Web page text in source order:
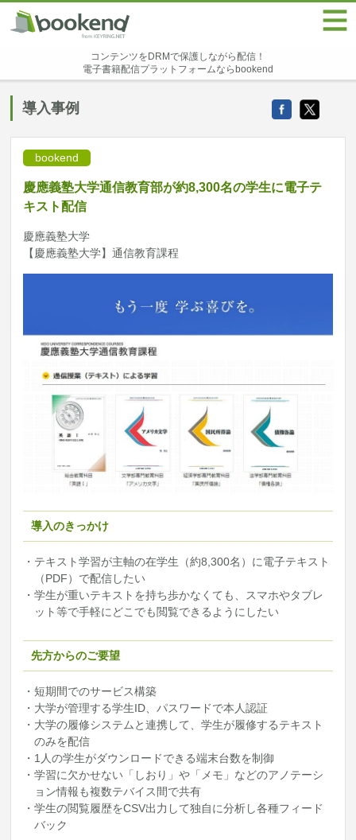
コンテンツをDRMで保護しながら配信！
電子書籍配信プラットフォームならbookend
導入事例
bookend
慶應義塾大学通信教育部が約8,300名の学生に電子テ
キスト配信
慶應義塾大学
【慶應義塾大学】通信教育課程
導入のきっかけ
・テキスト学習が主軸の在学生（約8,300名）に電子テキスト
（PDF）で配信したい
・学生が重いテキストを持ち歩かなくても、スマホやタブレ
ット等で手軽にどこでも閲覧できるようにしたい
先方からのご要望
・短期間でのサービス構築
・大学が管理する学生ID、パスワードで本人認証
・大学の履修システムと連携して、学生が履修するテキスト
のみを配信
・1人の学生がダウンロードできる端末台数を制御
・学習に欠かせない「しおり」や「メモ」などのアノテーシ
ョン情報も複数テバイス間で共有
・学生の閲覧履歴をCSV出力して独自に分析し各種フィード
バック